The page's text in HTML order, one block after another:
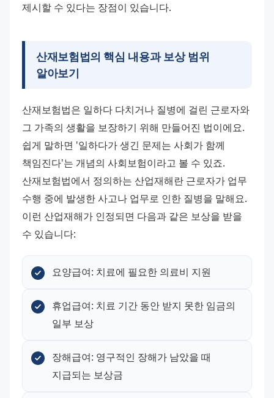
제시할 수 있다는 장점이 있습니다.
산재보험법의 핵심 내용과 보상 범위
알아보기
산재보험법은 일하다 다치거나 질병에 걸린 근로자와
그 가족의 생활을 보장하기 위해 만들어진 법이에요.
쉽게 말하면 '일하다가 생긴 문제는 사회가 함께
책임진다'는 개념의 사회보험이라고 볼 수 있죠.
산재보험법에서 정의하는 산업재해란 근로자가 업무
수행 중에 발생한 사고나 업무로 인한 질병을 말해요.
이런 산업재해가 인정되면 다음과 같은 보상을 받을
수 있습니다:
요양급여: 치료에 필요한 의료비 지원
휴업급여: 치료 기간 동안 받지 못한 임금의
일부 보상
장해급여: 영구적인 장해가 남았을 때
지급되는 보상금